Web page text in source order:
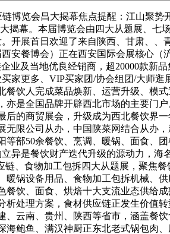
览会昌大揭幕焦点提醒：江山聚势
揭幕。本届博览会由四大从题展、
开展首日欢迎了来自陕西、甘肃、
安餐博会）正在西安国际会展核心
业及当地优良经销商，超20000款新
家更多、VIP买家团/协会组团/大师
饮人完成菜品焕新、运营升级、模
是全国品牌开辟西北市场的主要门
的商贸展会，升级成为西北餐饮界
限公司从办，中国陕菜网结合从办
部50余餐饮、烹调、暖锅、面食、
是餐饮财产迭代升级的源动力，海
、食物加工包拆四大从题展，聚焦
锅设备用品、食物加工包拆机械、
饮、面食、烘焙十大支流业态供给
处理方案，食材供应链正发生价值
云南、贵州、陕西等省市，涵盖餐
鲍鱼、满汉神厨正东北老式锅包肉